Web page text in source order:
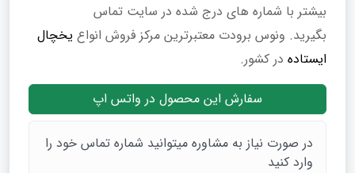
بیشتر با شماره های درج شده در سایت تماس
بگیرید. ونوس برودت معتبرترین مرکز فروش انواع یخچال
ایستاده در کشور.
سفارش این محصول در واتس اپ
در صورت نیاز به مشاوره میتوانید شماره تماس خود را
وارد کنید